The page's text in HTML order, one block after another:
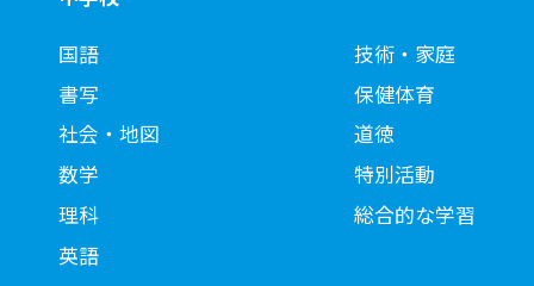
国語
書写
社会・地図
数学
理科
英語
技術・家庭
保健体育
道徳
特別活動
総合的な学習